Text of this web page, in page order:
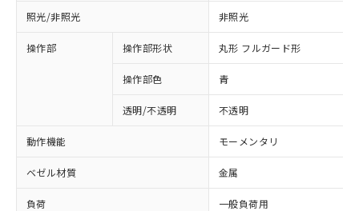
照光/非照光 非照光
操作部 操作部形状 丸形 フルガード形
操作部色 青
透明/不透明 不透明
動作機能 モーメンタリ
ベゼル材質 金属
負荷 一般負荷用